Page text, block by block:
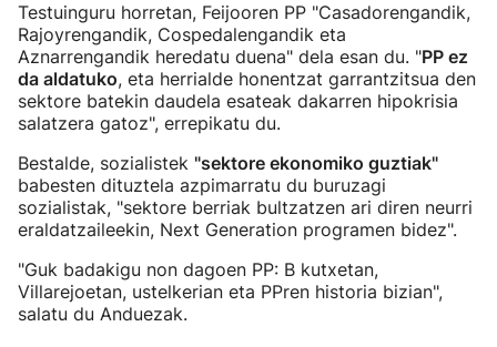
Testuinguru horretan, Feijooren PP "Casadorengandik,
Rajoyrengandik, Cospedalengandik eta
Aznarrengandik heredatu duena" dela esan du. "PP ez
da aldatuko, eta herrialde honentzat garrantzitsua den
sektore batekin daudela esateak dakarren hipokrisia
salatzera gatoz", errepikatu du.
Bestalde, sozialistek "sektore ekonomiko guztiak"
babesten dituztela azpimarratu du buruzagi
sozialistak, "sektore berriak bultzatzen ari diren neurri
eraldatzaileekin, Next Generation programen bidez".
"Guk badakigu non dagoen PP: B kutxetan,
Villarejoetan, ustelkerian eta PPren historia bizian",
salatu du Anduezak.